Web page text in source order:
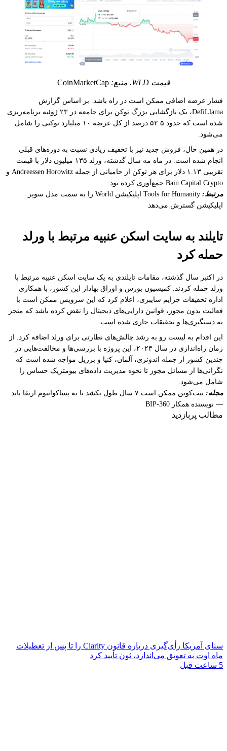
قیمت WLD. منبع: CoinMarketCap
فشار عرضه اضافی ممکن است در راه باشد. بر اساس گزارش
DefiLlama، یک بازگشایی بزرگ توکن برای جامعه در ۲۳ ژوئیه برنامه‌ریزی
شده است که حدود ۵۲.۵ درصد از کل عرضه ۱۰ میلیارد توکنی را شامل
می‌شود.
در همین حال، فروش جدید نیز با تخفیف زیادی نسبت به دوره‌های قبلی
انجام شده است. در ماه مه سال گذشته، ورلد ۱۳۵ میلیون دلار با قیمت
تقریبی ۱.۱۳ دلار برای هر توکن از حامیانی از جمله Andreessen Horowitz و
Bain Capital Crypto جمع‌آوری کرده بود.
مرتبط:
Tools for Humanity اپلیکیشن World را به سمت مدل سوپر
اپلیکیشن گسترش می‌دهد
تایلند به سایت اسکن عنبیه مرتبط با ورلد
حمله کرد
در اکتبر سال گذشته، مقامات تایلندی به یک سایت اسکن عنبیه مرتبط با
ورلد حمله کردند. کمیسیون بورس و اوراق بهادار این کشور، با همکاری
اداره تحقیقات جرایم سایبری، اعلام کرد که این سرویس ممکن است با
فعالیت بدون مجوز، قوانین دارایی‌های دیجیتال را نقض کرده باشد که منجر
به دستگیری‌ها و تحقیقات جاری شده است.
این اقدام به لیست رو به رشد چالش‌های نظارتی برای ورلد اضافه کرد. از
زمان راه‌اندازی در سال ۲۰۲۳، این پروژه با بررسی‌ها و مخالفت‌هایی در
چندین کشور از جمله اندونزی، آلمان، کنیا و برزیل مواجه شده است که
نگرانی‌ها از مسائل مجوز تا نحوه مدیریت داده‌های بیومتریک حساس را
شامل می‌شود.
مجله:
بیت‌کوین ممکن است ۷ سال طول بکشد تا به پساکوانتوم ارتقا یابد
— نویسنده همکار BIP-360
مطالب پربازدید
سنای آمریکا رأی‌گیری درباره قانون Clarity را تا پس از تعطیلات
ماه اوت به تعویق می‌اندازد، ثون تأیید کرد
5 ساعت قبل